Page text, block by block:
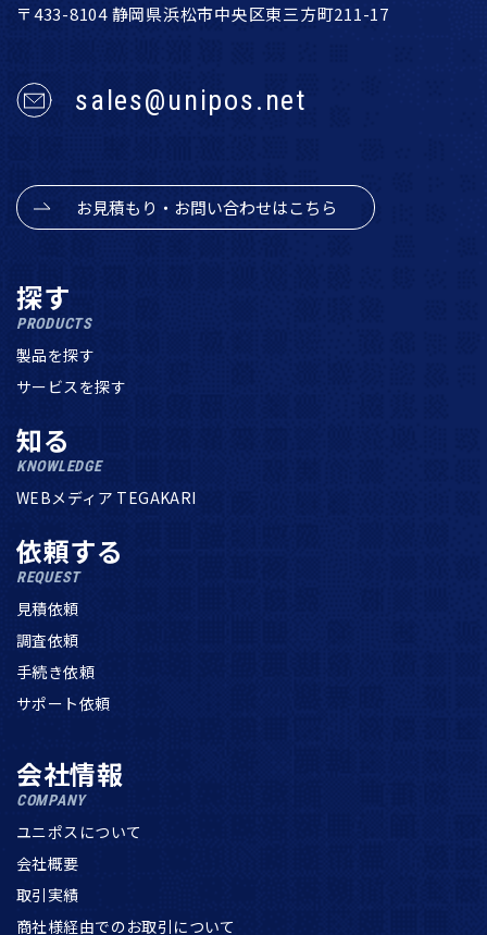
〒433-8104 静岡県浜松市中央区東三方町211-17
sales@unipos.net
お見積もり・お問い合わせはこちら
探す
PRODUCTS
製品を探す
サービスを探す
知る
KNOWLEDGE
WEBメディア TEGAKARI
依頼する
REQUEST
見積依頼
調査依頼
手続き依頼
サポート依頼
会社情報
COMPANY
ユニポスについて
会社概要
取引実績
商社様経由でのお取引について